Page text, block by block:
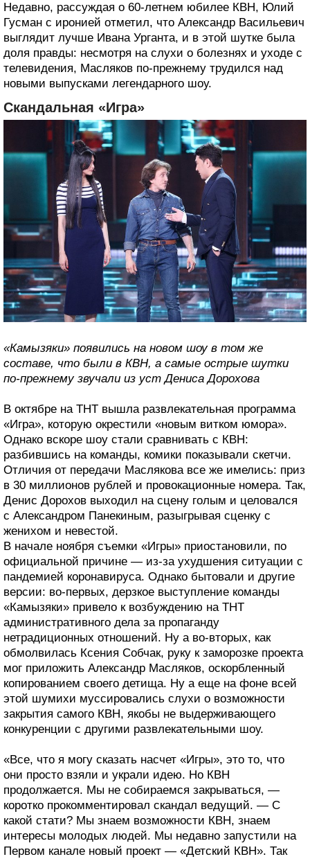
Недавно, рассуждая о 60-летнем юбилее КВН, Юлий
Гусман с иронией отметил, что Александр Васильевич
выглядит лучше Ивана Урганта, и в этой шутке была
доля правды: несмотря на слухи о болезнях и уходе с
телевидения, Масляков по-прежнему трудился над
новыми выпусками легендарного шоу.
Скандальная «Игра»
«Камызяки» появились на новом шоу в том же
составе, что были в КВН, а самые острые шутки
по-прежнему звучали из уст Дениса Дорохова
В октябре на ТНТ вышла развлекательная программа
«Игра», которую окрестили «новым витком юмора».
Однако вскоре шоу стали сравнивать с КВН:
разбившись на команды, комики показывали скетчи.
Отличия от передачи Маслякова все же имелись: приз
в 30 миллионов рублей и провокационные номера. Так,
Денис Дорохов выходил на сцену голым и целовался
с Александром Панекиным, разыгрывая сценку с
женихом и невестой.
В начале ноября съемки «Игры» приостановили, по
официальной причине — из-за ухудшения ситуации с
пандемией коронавируса. Однако бытовали и другие
версии: во-первых, дерзкое выступление команды
«Камызяки» привело к возбуждению на ТНТ
административного дела за пропаганду
нетрадиционных отношений. Ну а во-вторых, как
обмолвилась Ксения Собчак, руку к заморозке проекта
мог приложить Александр Масляков, оскорбленный
копированием своего детища. Ну а еще на фоне всей
этой шумихи муссировались слухи о возможности
закрытия самого КВН, якобы не выдерживающего
конкуренции с другими развлекательными шоу.
«Все, что я могу сказать насчет «Игры», это то, что
они просто взяли и украли идею. Но КВН
продолжается. Мы не собираемся закрываться, —
коротко прокомментировал скандал ведущий. — С
какой стати? Мы знаем возможности КВН, знаем
интересы молодых людей. Мы недавно запустили на
Первом канале новый проект — «Детский КВН». Так